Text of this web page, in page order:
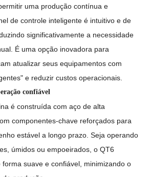
uma produção contínua e
de controle inteligente é intuitivo e de
significativamente a necessidade
É uma opção inovadora para
atualizar seus equipamentos com
e reduzir custos operacionais.
confiável
é construída com aço de alta
componentes-chave reforçados para
estável a longo prazo. Seja operando
úmidos ou empoeirados, o QT6
suave e confiável, minimizando o